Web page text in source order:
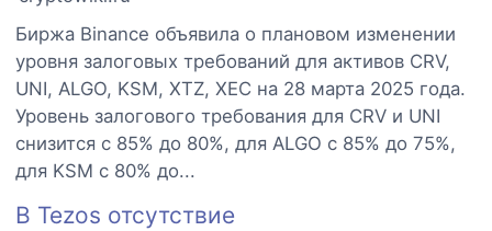
Биржа Binance объявила о плановом изменении
уровня залоговых требований для активов CRV,
UNI, ALGO, KSM, XTZ, XEC на 28 марта 2025 года.
Уровень залогового требования для CRV и UNI
снизится с 85% до 80%, для ALGO с 85% до 75%,
для KSM с 80% до...
В Tezos отсутствие